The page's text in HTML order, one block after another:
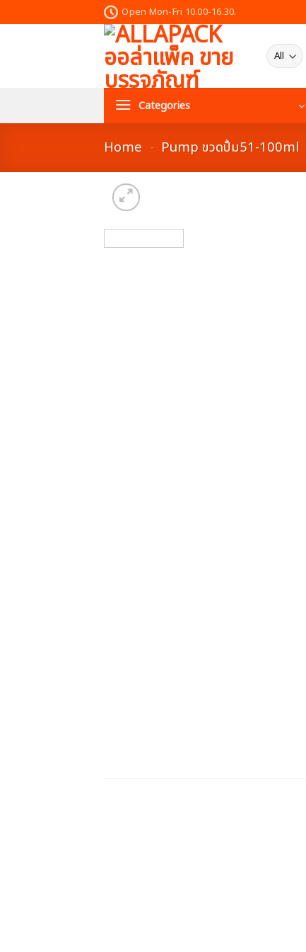
to
Open Mon-Fri 10.00-16.30.
Categories
Home - Pump ขวดปั้ม51-100ml